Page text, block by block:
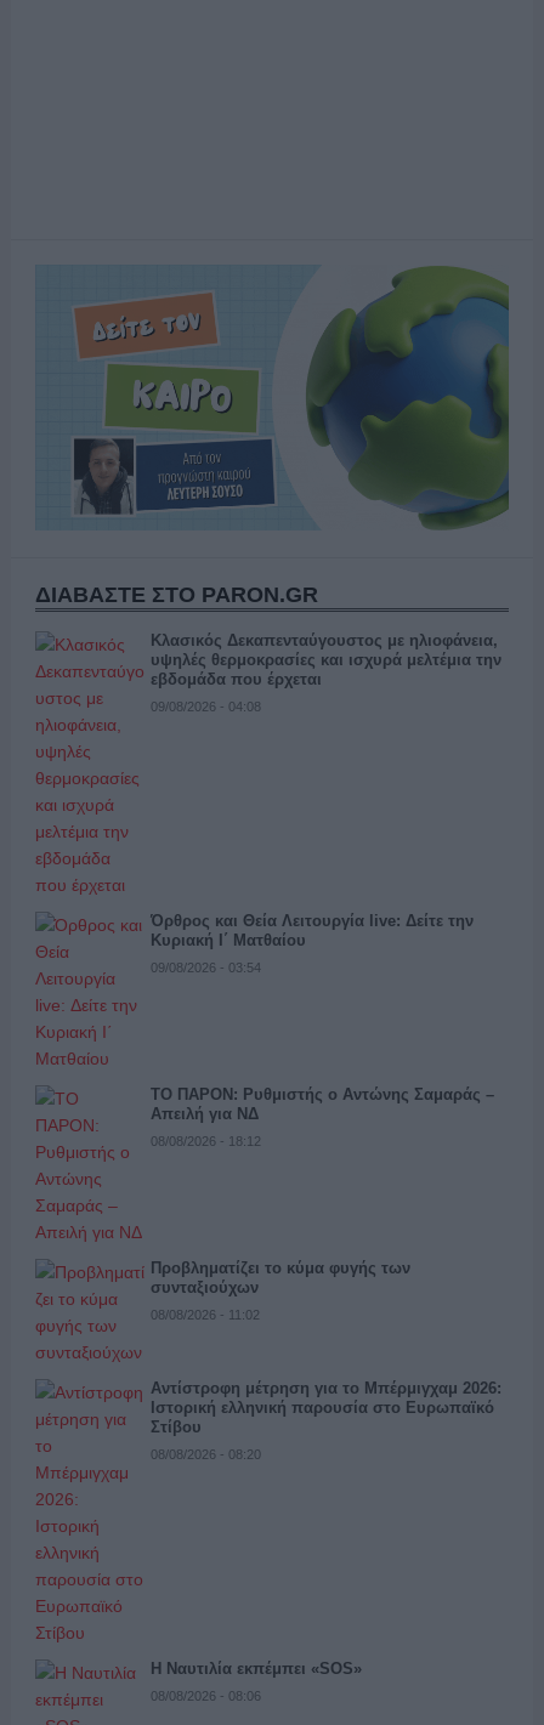
ΔΙΑΒΑΣΤΕ ΣΤΟ PARON.GR
Κλασικός Δεκαπενταύγουστος με ηλιοφάνεια,
υψηλές θερμοκρασίες και ισχυρά μελτέμια την
εβδομάδα που έρχεται
09/08/2026 - 04:08
Όρθρος και Θεία Λειτουργία live: Δείτε την
Κυριακή Ι΄ Ματθαίου
09/08/2026 - 03:54
ΤΟ ΠΑΡΟΝ: Ρυθμιστής ο Αντώνης Σαμαράς –
Απειλή για ΝΔ
08/08/2026 - 18:12
Προβληματίζει το κύμα φυγής των
συνταξιούχων
08/08/2026 - 11:02
Αντίστροφη μέτρηση για το Μπέρμιγχαμ 2026:
Ιστορική ελληνική παρουσία στο Ευρωπαϊκό
Στίβου
08/08/2026 - 08:20
Η Ναυτιλία εκπέμπει «SOS»
08/08/2026 - 08:06